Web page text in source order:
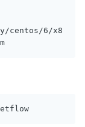
centos/6/x8